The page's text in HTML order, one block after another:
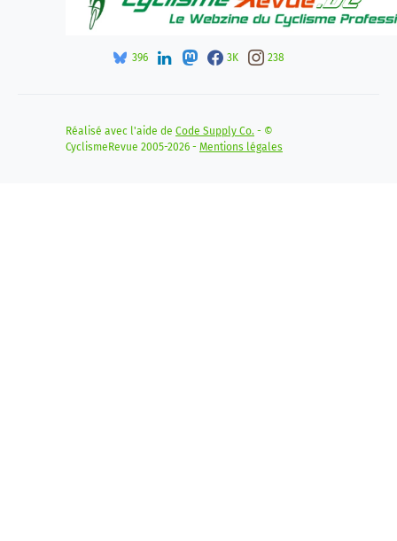
396 3K 238
Réalisé avec l'aide de Code Supply Co. - ©
CyclismeRevue 2005-2026 - Mentions légales